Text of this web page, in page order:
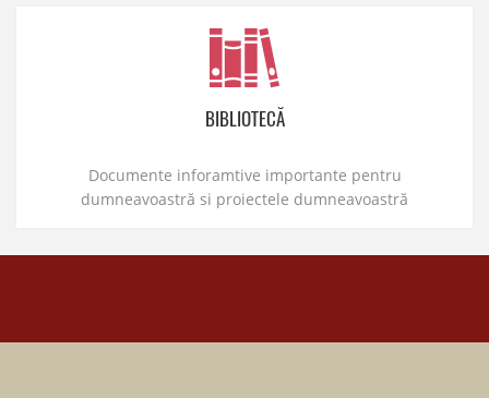
BIBLIOTECĂ
Documente inforamtive importante pentru
dumneavoastră si proiectele dumneavoastră